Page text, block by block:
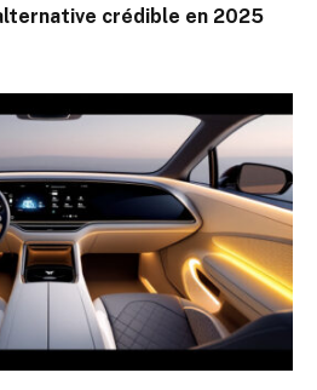
crédible en 2025